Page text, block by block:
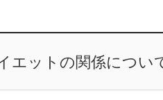
エットの関係につい